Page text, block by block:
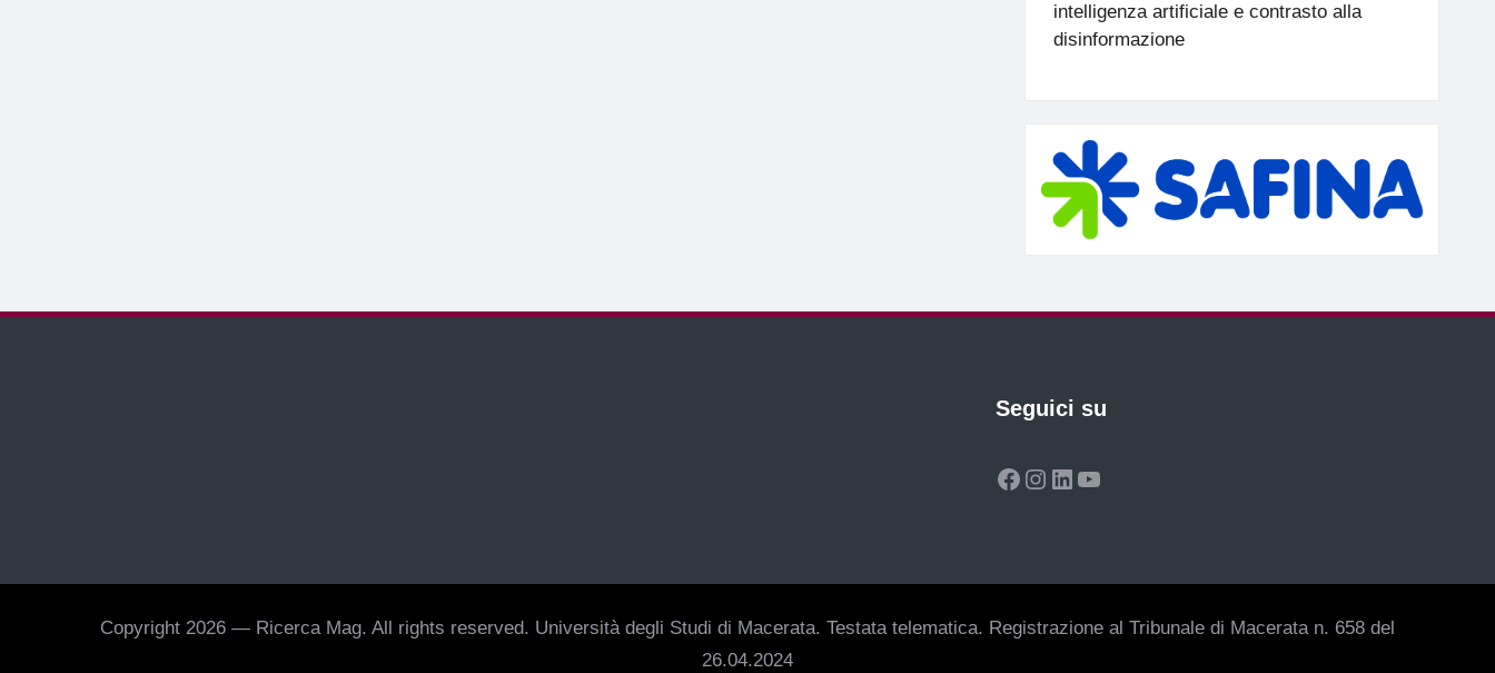
intelligenza artificiale e contrasto alla
disinformazione
Seguici su
Facebook
Instagram
LinkedIn
YouTube
Copyright 2026 — Ricerca Mag. All rights reserved. Università degli Studi di Macerata. Testata telematica. Registrazione al Tribunale di Macerata n. 658 del
26.04.2024